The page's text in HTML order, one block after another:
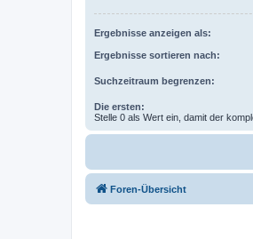
Ergebnisse anzeigen als:
Ergebnisse sortieren nach:
Suchzeitraum begrenzen:
Die ersten:
Stelle 0 als Wert ein, damit der
Foren-Übersicht